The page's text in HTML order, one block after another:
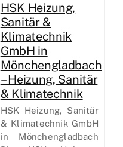
HSK Heizung,
Sanitär &
Klimatechnik
GmbH in
Mönchengladbach
– Heizung, Sanitär
& Klimatechnik
HSK Heizung, Sanitär
& Klimatechnik GmbH
in Mönchengladbach